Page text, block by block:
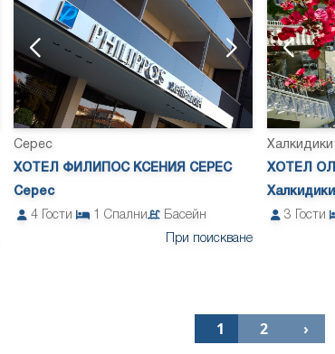
Серес
ХОТЕЛ ФИЛИПОС КСЕНИЯ СЕРЕС
Серес
4
Гости 1 Спални
Басейн
При поискване
Халкидики
ХОТЕЛ
3
Гости
1 2 ›